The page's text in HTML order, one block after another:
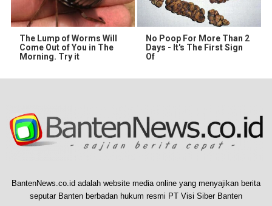
The Lump of Worms Will
Come Out of You in The
Morning. Try it
No Poop For More Than 2
Days - It's The First Sign
Of
BantenNews.co.id adalah website media online yang menyajikan berita
seputar Banten berbadan hukum resmi PT Visi Siber Banten